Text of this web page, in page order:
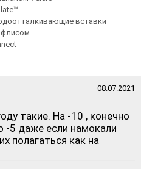
вставки
08.07.2021
такие. На -10 , конечно
-5 даже если намокали
полагаться как на